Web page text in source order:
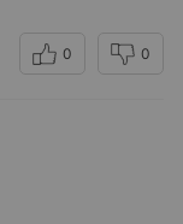
0 0